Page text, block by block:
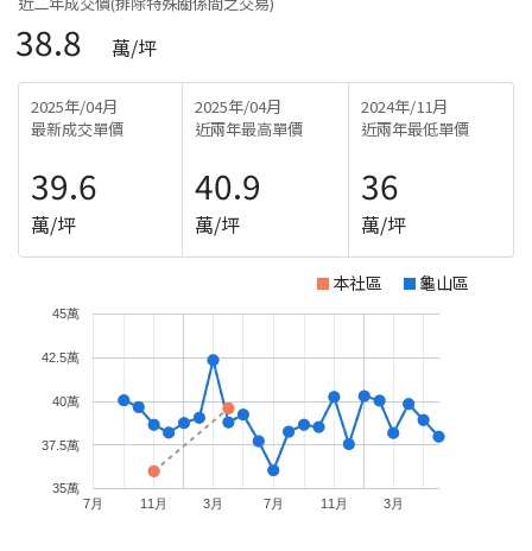
38.8 萬/坪
2025年/04月
最新成交單價
39.6
萬/坪
2025年/04月
近兩年最高單價
40.9
萬/坪
2024年/11月
近兩年最低單價
36
萬/坪
本社區 龜山區
7月 11月 3月 7月 11月 3月
35萬
37.5萬
40萬
42.5萬
45萬